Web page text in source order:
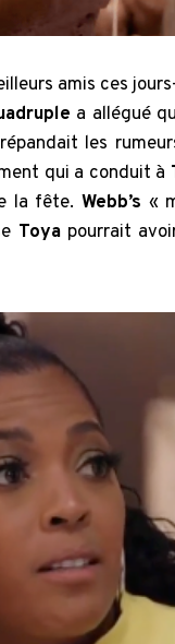
amis ces
a allégué
les
qui a conduit à
la fête. Webb’s «
Toyapourrait